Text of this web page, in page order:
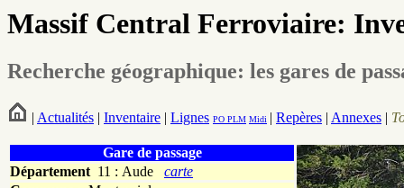
Massif Central Ferroviaire:
Recherche géographique: les gares de
| Actualités | Inventaire | Lignes PO PLM Midi | Repères | Annexes |
Gare de passage
Département 11 : Aude carte